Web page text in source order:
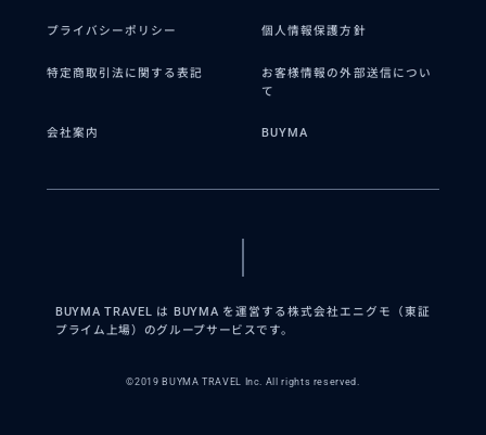
プライバシーポリシー 個人情報保護方針
特定商取引法に関する表記
お客様情報の外部送信につい
て
会社案内 BUYMA
BUYMA TRAVEL は BUYMA を運営する株式会社エニグモ（東証
プライム上場）のグループサービスです。
©2019 BUYMA TRAVEL Inc. All rights reserved.